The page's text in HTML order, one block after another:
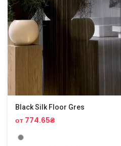
Black Silk Floor Gres
от 774.65₴